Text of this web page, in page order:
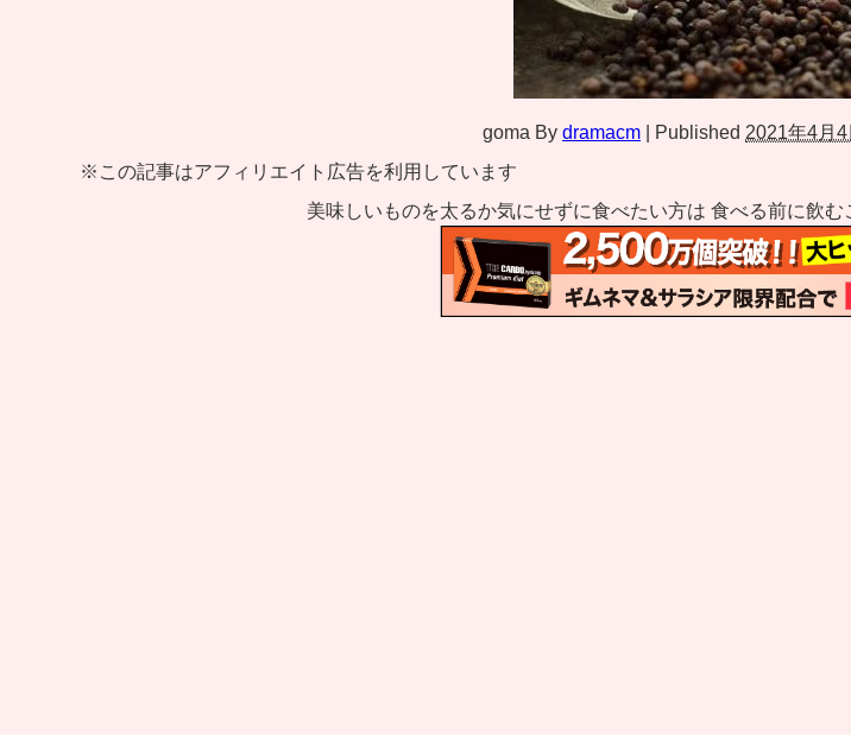
goma By dramacm Published 2021年4月4
※この記事はアフィリエイト広告を利用しています
美味しいものを太るか気にせずに食べたい方は 食べる前に飲